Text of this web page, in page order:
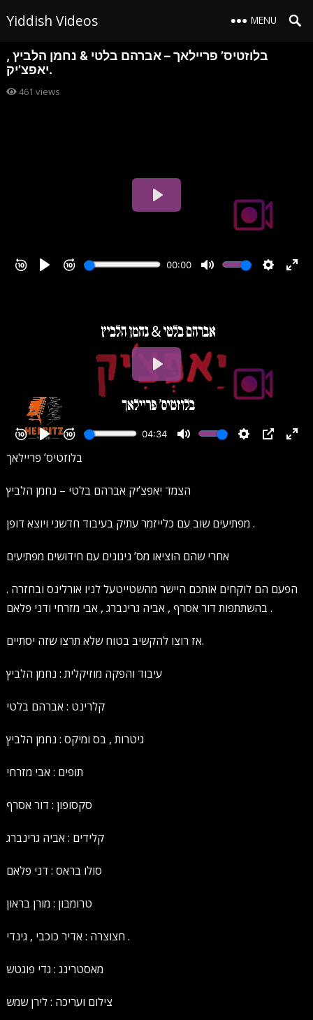
Yiddish Videos MENU
בלוזטיס’ פריילאך – אברהם בלטי & נחמן הלביץ ,
יאפצ’יק.
461 views
בלוזטיס’ פריילאך
הצמד יאפצ’יק אברהם בלטי – נחמן הלביץ
מפתיעים שוב עם כלייזמר עתיק בעיבוד חדשני ויוצא דופן .
אחרי שהם הוציאו מס’ ניגונים עם חידושים מפתיעים
הפעם הם לוקחים אותכם היישר מהשטייטעל לניו אורלינס ובחזרה .
בהשתתפות דור אסרף , אביה גרינברג , אבי מזרחי ודני פלאם .
אז רוצו להקשיב בטוח שלא תרצו שזה יסתיים.
עיבוד והפקה מוזיקלית : נחמן הלביץ
קלרינט : אברהם בלטי
גיטרות , בס ומיקס : נחמן הלביץ
תופים : אבי מזרחי
סקסופון : דור אסרף
קלידים : אביה גרינברג
סולו בראס : דני פלאם
טרומבון : מורן בראון
חצוצרה : אדיר כוכבי , גינדי .
מאסטרינג : גדי פוגטש
צילום ועריכה : לירן שמש